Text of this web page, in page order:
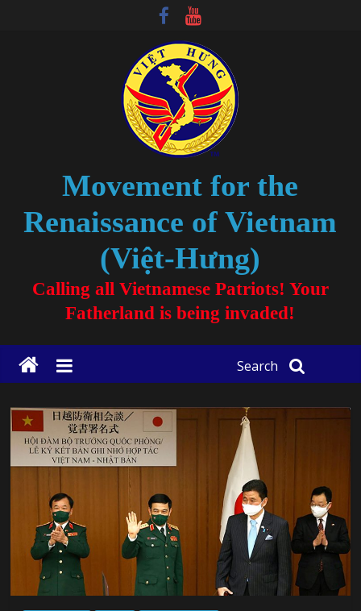
Movement for the
Renaissance of Vietnam
(Việt-Hưng)
Calling all Vietnamese Patriots! Your
Fatherland is being invaded!
Search